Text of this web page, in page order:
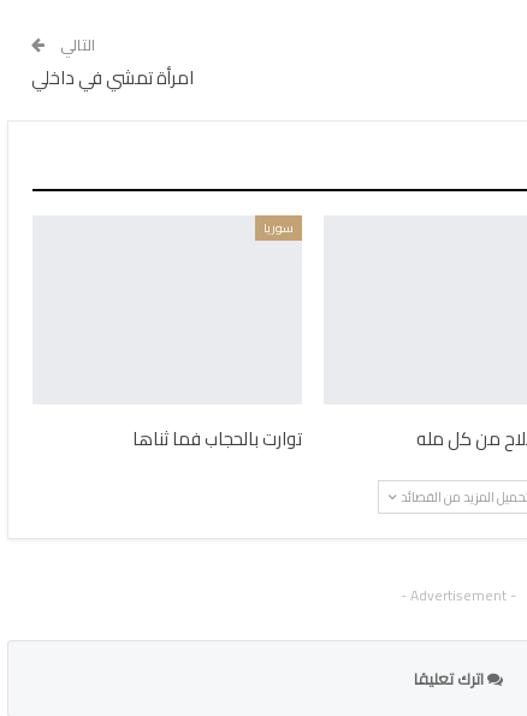
التالي
امرأة تمشي في داخلي
من كل مله
سوريا
توارت بالحجاب فما ثناها
المزيد من القصائد
- Advertisement -
اترك تعليقا